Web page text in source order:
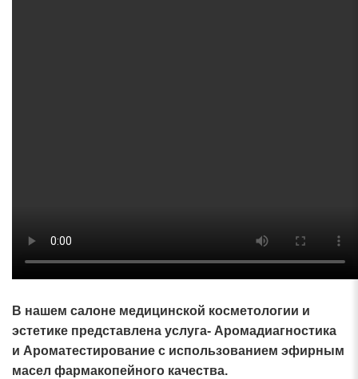
В нашем салоне медицинской косметологии и
эстетике представлена услуга- Аромадиагностика
и Ароматестирование с использованием эфирным
масел фармакопейного качества.